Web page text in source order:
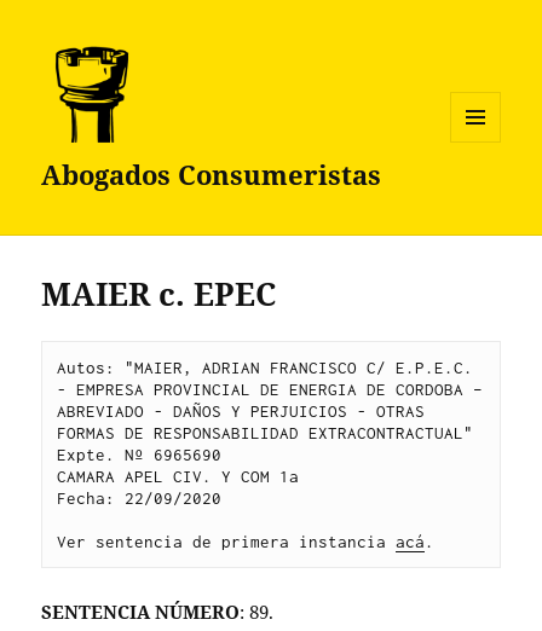
Abogados Consumeristas
MAIER c. EPEC
Autos: "MAIER, ADRIAN FRANCISCO C/ E.P.E.C.
- EMPRESA PROVINCIAL DE ENERGIA DE CORDOBA –
ABREVIADO - DAÑOS Y PERJUICIOS - OTRAS
FORMAS DE RESPONSABILIDAD EXTRACONTRACTUAL"
Expte. Nº 6965690
CAMARA APEL CIV. Y COM 1a
Fecha: 22/09/2020
Ver sentencia de primera instancia acá.
SENTENCIA NÚMERO: 89.